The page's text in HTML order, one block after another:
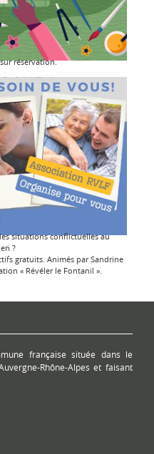
réservation.
situations conflictuelles au
?
gratuits. Animés par Sandrine
« Révéler le Fontanil ».
française située dans le
Rhône-Alpes et faisant